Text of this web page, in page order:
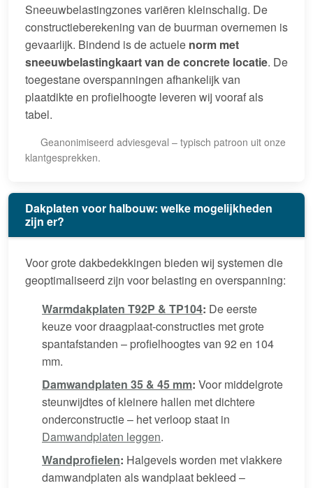
Sneeuwbelastingzones variëren kleinschalig. De
constructieberekening van de buurman overnemen is
gevaarlijk. Bindend is de actuele norm met
sneeuwbelastingkaart van de concrete locatie. De
toegestane overspanningen afhankelijk van
plaatdikte en profielhoogte leveren wij vooraf als
tabel.
Geanonimiseerd adviesgeval – typisch patroon uit onze
klantgesprekken.
Dakplaten voor halbouw: welke mogelijkheden
zijn er?
Voor grote dakbedekkingen bieden wij systemen die
geoptimaliseerd zijn voor belasting en overspanning:
Warmdakplaten T92P & TP104: De eerste
keuze voor draagplaat-constructies met grote
spantafstanden – profielhoogtes van 92 en 104
mm.
Damwandplaten 35 & 45 mm: Voor middelgrote
steunwijdtes of kleinere hallen met dichtere
onderconstructie – het verloop staat in
Damwandplaten leggen.
Wandprofielen: Halgevels worden met vlakkere
damwandplaten als wandplaat bekleed –